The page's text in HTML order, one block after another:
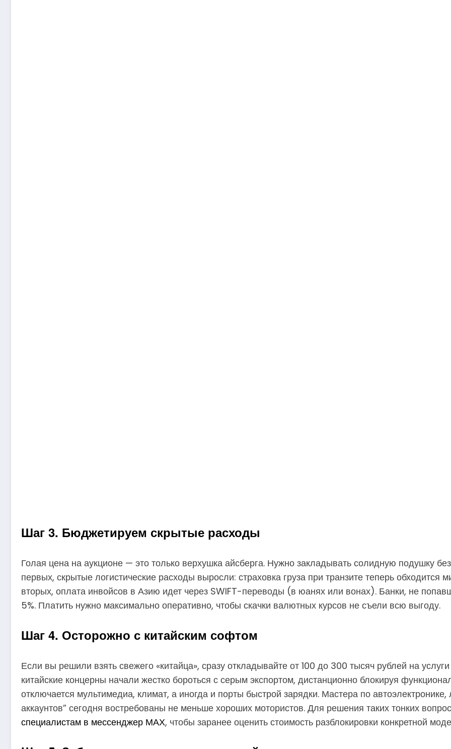
Шаг 3. Бюджетируем скрытые расходы
Голая цена на аукционе — это только верхушка айсберга. Нужно закладывать солидную подушку
первых, скрытые логистические расходы выросли: страховка груза при транзите теперь
вторых, оплата инвойсов в Азию идет через SWIFT-переводы (в юанях или вонах). Банки, не
5%. Платить нужно максимально оперативно, чтобы скачки валютных курсов не съели всю выгоду.
Шаг 4. Осторожно с китайским софтом
Если вы решили взять свежего «китайца», сразу откладывайте от 100 до 300 тысяч рублей на
китайские концерны начали жестко бороться с серым экспортом, дистанционно блокируя
отключается мультимедиа, климат, а иногда и порты быстрой зарядки. Мастера по
аккаунтов” сегодня востребованы не меньше хороших мотористов. Для решения таких тонких
специалистам в мессенджер МАХ, чтобы заранее оценить стоимость разблокировки конкретной